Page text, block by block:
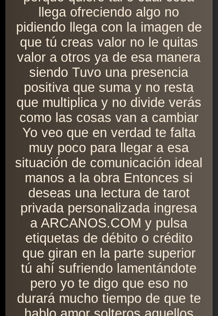
llega ofreciendo algo no
pidiendo llega con la imagen de
que tú creas valor no le quitas
valor a otros ya de esa manera
siendo Tuvo una presencia
positiva que suma y no resta
que multiplica y no divide verás
como las cosas van a cambiar
Yo veo que en verdad te falta
muy poco para llegar a esa
situación de comunicación ideal
manos a la obra Entonces si
deseas una lectura de tarot
privada personalizada ingresa
a ARCANOS.COM y pulsa
etiquetas de débito o crédito
que giran en la parte superior
tú ahí sufriendo lamentándote
pero yo te digo que eso no
durará mucho tiempo de que te